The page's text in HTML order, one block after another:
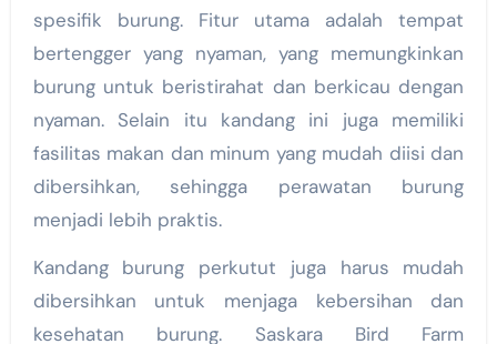
spesifik burung. Fitur utama adalah tempat
bertengger yang nyaman, yang memungkinkan
burung untuk beristirahat dan berkicau dengan
nyaman. Selain itu kandang ini juga memiliki
fasilitas makan dan minum yang mudah diisi dan
dibersihkan, sehingga perawatan burung
menjadi lebih praktis.
Kandang burung perkutut juga harus mudah
dibersihkan untuk menjaga kebersihan dan
kesehatan burung. Saskara Bird Farm